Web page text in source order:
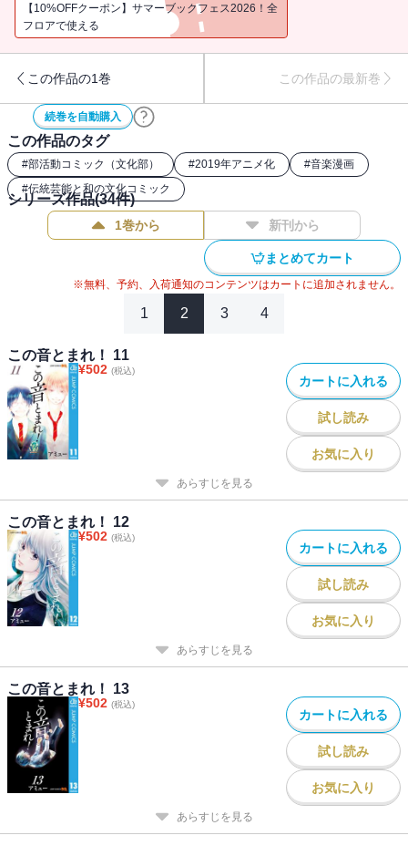
【10%OFFクーポン】サマーブックフェス2026！全
フロアで使える
この作品の1巻 この作品の最新巻
続巻を自動購入
この作品のタグ
#部活動コミック（文化部） #2019年アニメ化 #音楽漫画
#伝統芸能と和の文化コミック
シリーズ作品(34件)
1巻から 新刊から
まとめてカート
※無料、予約、入荷通知のコンテンツはカートに追加されません。
1 2 3 4
この音とまれ！ 11
¥502 (税込)
カートに入れる
試し読み
お気に入り
あらすじを見る
この音とまれ！ 12
¥502 (税込)
カートに入れる
試し読み
お気に入り
あらすじを見る
この音とまれ！ 13
¥502 (税込)
カートに入れる
試し読み
お気に入り
あらすじを見る